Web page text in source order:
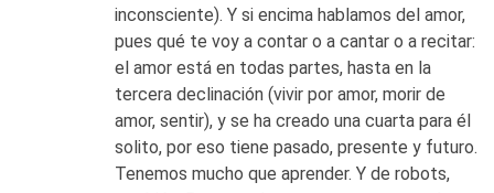
inconsciente). Y si encima hablamos del amor,
pues qué te voy a contar o a cantar o a recitar:
el amor está en todas partes, hasta en la
tercera declinación (vivir por amor, morir de
amor, sentir), y se ha creado una cuarta para él
solito, por eso tiene pasado, presente y futuro.
Tenemos mucho que aprender. Y de robots,